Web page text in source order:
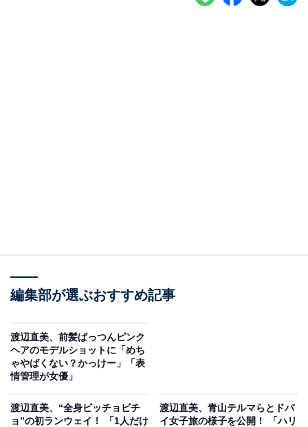
編集部が選ぶおすすめ記事
渡辺直美、前髪ぱっつんピンク
ヘアのモデルショットに「めち
ゃやばくない？かっけー」「表
情管理が女優」
渡辺直美、“全身ビッチョビチ
ョ”の初ランウェイ！ 「1人だけ
渡辺直美、青山テルマらとドバ
イ女子旅の様子を公開！ 「ハリ